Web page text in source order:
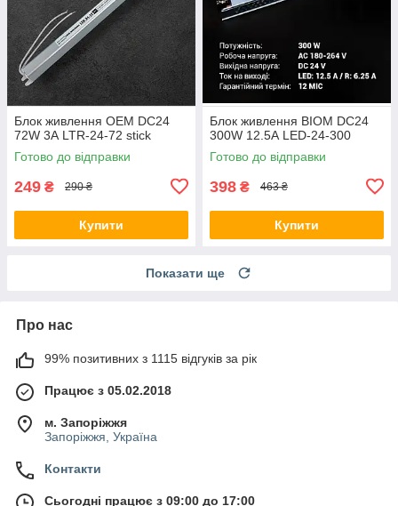
Блок живлення OEM DC24
72W 3А LTR-24-72 stick
Готово до відправки
249 ₴ 290 ₴
Купити
Блок живлення BIOM DC24
300W 12.5А LED-24-300
Готово до відправки
398 ₴ 463 ₴
Купити
Показати ще
Про нас
99% позитивних з 1115 відгуків за рік
Працює з 05.02.2018
м. Запоріжжя
Запоріжжя, Україна
Контакти
Сьогодні працює з 09:00 до 17:00